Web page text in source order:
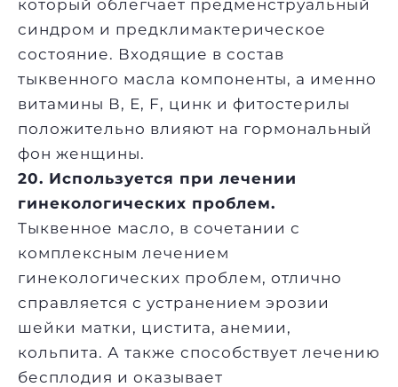
который облегчает предменструальный
синдром и предклимактерическое
состояние. Входящие в состав
тыквенного масла компоненты, а именно
витамины В, Е, F, цинк и фитостерилы
положительно влияют на гормональный
фон женщины.
20. Используется при лечении
гинекологических проблем.
Тыквенное масло, в сочетании с
комплексным лечением
гинекологических проблем, отлично
справляется с устранением эрозии
шейки матки, цистита, анемии,
кольпита. А также способствует лечению
бесплодия и оказывает